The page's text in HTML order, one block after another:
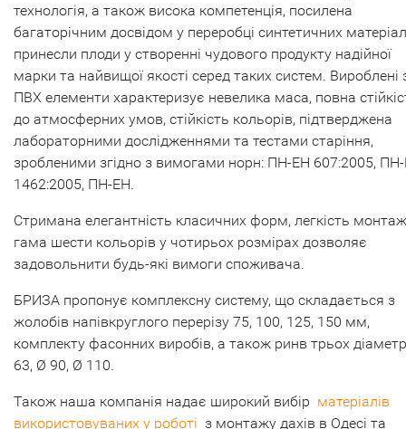
технологія, а також висока компетенція, посилена
багаторічним досвідом у переробці синтетичних
принесли плоди у створенні чудового продукту надійної
марки та найвищої якості серед таких систем. Вироблені
ПВХ елементи характеризує невелика маса, повна
до атмосферних умов, стійкість кольорів, підтверджена
лабораторними дослідженнями та тестами старіння,
зробленими згідно з вимогами норн: ПН-ЕН 607:2005,
1462:2005, ПН-ЕН.
Стримана елегантність класичних форм, легкість
гама шести кольорів у чотирьох розмірах дозволяє
задовольнити будь-які вимоги споживача.
БРИЗА пропонує комплексну систему, що складається з
жолобів напівкруглого перерізу 75, 100, 125, 150 мм,
комплекту фасонних виробів, а також ринв трьох
63, Ø 90, Ø 110.
Також наша компанія надає широкий вибір матеріалів
використовуваних у роботі з монтажу дахів в Одесі та